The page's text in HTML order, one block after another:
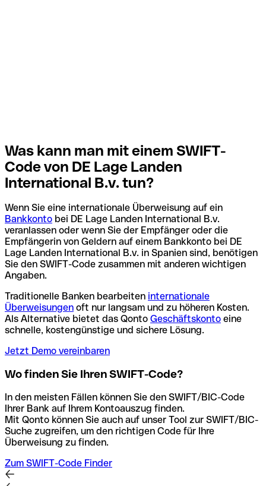
Was kann man mit einem SWIFT-
Code von DE Lage Landen
International B.v. tun?
Wenn Sie eine internationale Überweisung auf ein
Bankkonto bei DE Lage Landen International B.v.
veranlassen oder wenn Sie der Empfänger oder die
Empfängerin von Geldern auf einem Bankkonto bei DE
Lage Landen International B.v. in Spanien sind, benötigen
Sie den SWIFT-Code zusammen mit anderen wichtigen
Angaben.
Traditionelle Banken bearbeiten internationale
Überweisungen oft nur langsam und zu höheren Kosten.
Als Alternative bietet das Qonto Geschäftskonto eine
schnelle, kostengünstige und sichere Lösung.
Jetzt Demo vereinbaren
Wo finden Sie Ihren SWIFT-Code?
In den meisten Fällen können Sie den SWIFT/BIC-Code
Ihrer Bank auf Ihrem Kontoauszug finden.
Mit Qonto können Sie auch auf unser Tool zur SWIFT/BIC-
Suche zugreifen, um den richtigen Code für Ihre
Überweisung zu finden.
Zum SWIFT-Code Finder